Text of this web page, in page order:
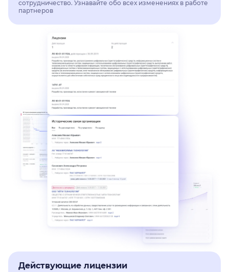
сотрудничество. Узнавайте обо всех изменениях в работе
партнеров
Действующие лицензии